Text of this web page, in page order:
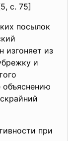
с. 75]
посылок
изгоняет из
и
объяснению
при